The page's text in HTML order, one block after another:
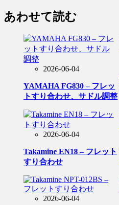
あわせて読む
2026-06-04
YAMAHA FG830 – フレッ
トすり合わせ、サドル調整
2026-06-04
Takamine EN18 – フレット
すり合わせ
2026-06-04